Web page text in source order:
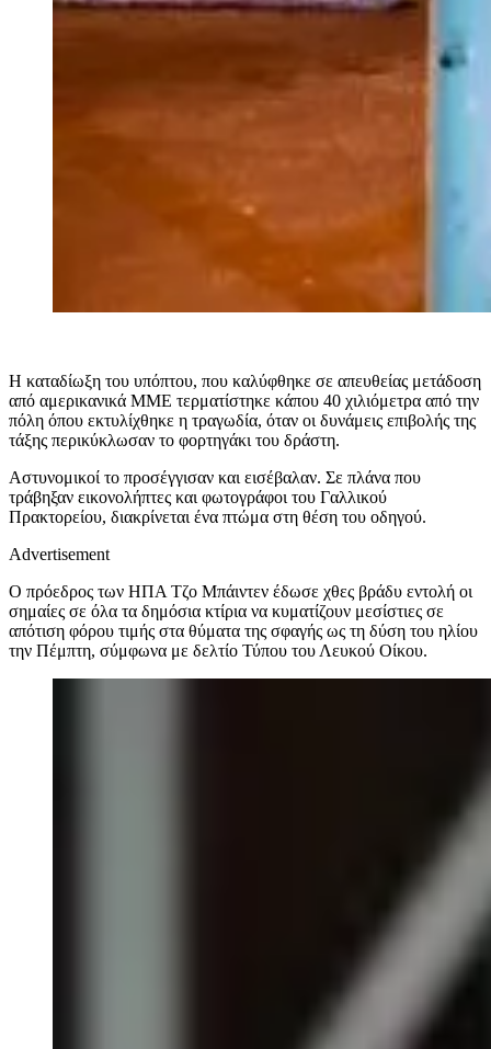
Η καταδίωξη του υπόπτου, που καλύφθηκε σε απευθείας μετάδοση
από αμερικανικά ΜΜΕ τερματίστηκε κάπου 40 χιλιόμετρα από την
πόλη όπου εκτυλίχθηκε η τραγωδία, όταν οι δυνάμεις επιβολής της
τάξης περικύκλωσαν το φορτηγάκι του δράστη.
Αστυνομικοί το προσέγγισαν και εισέβαλαν. Σε πλάνα που
τράβηξαν εικονολήπτες και φωτογράφοι του Γαλλικού
Πρακτορείου, διακρίνεται ένα πτώμα στη θέση του οδηγού.
Advertisement
Ο πρόεδρος των ΗΠΑ Τζο Μπάιντεν έδωσε χθες βράδυ εντολή οι
σημαίες σε όλα τα δημόσια κτίρια να κυματίζουν μεσίστιες σε
απότιση φόρου τιμής στα θύματα της σφαγής ως τη δύση του ηλίου
την Πέμπτη, σύμφωνα με δελτίο Τύπου του Λευκού Οίκου.